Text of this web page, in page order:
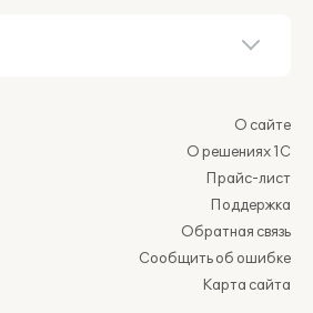
О сайте
О решениях 1С
Прайс-лист
Поддержка
Обратная связь
Сообщить об ошибке
Карта сайта